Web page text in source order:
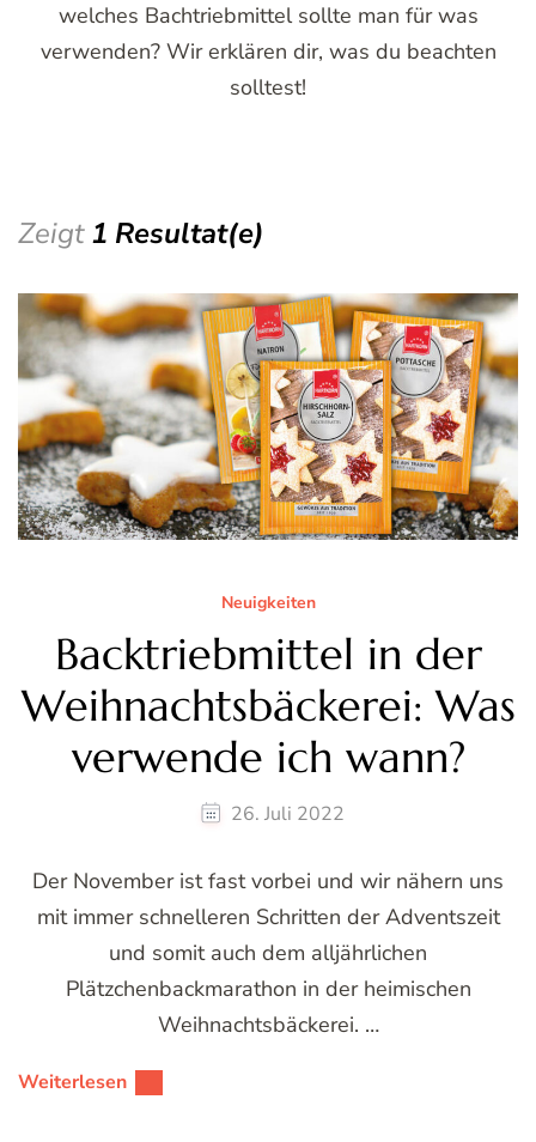
welches Bachtriebmittel sollte man für was
verwenden? Wir erklären dir, was du beachten
solltest!
Zeigt1 Resultat(e)
Neuigkeiten
Backtriebmittel in der
Weihnachtsbäckerei: Was
verwende ich wann?
26. Juli 2022
Der November ist fast vorbei und wir nähern uns
mit immer schnelleren Schritten der Adventszeit
und somit auch dem alljährlichen
Plätzchenbackmarathon in der heimischen
Weihnachtsbäckerei. …
Weiterlesen